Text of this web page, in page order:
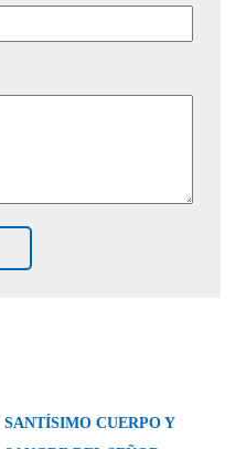
SANTÍSIMO CUERPO Y